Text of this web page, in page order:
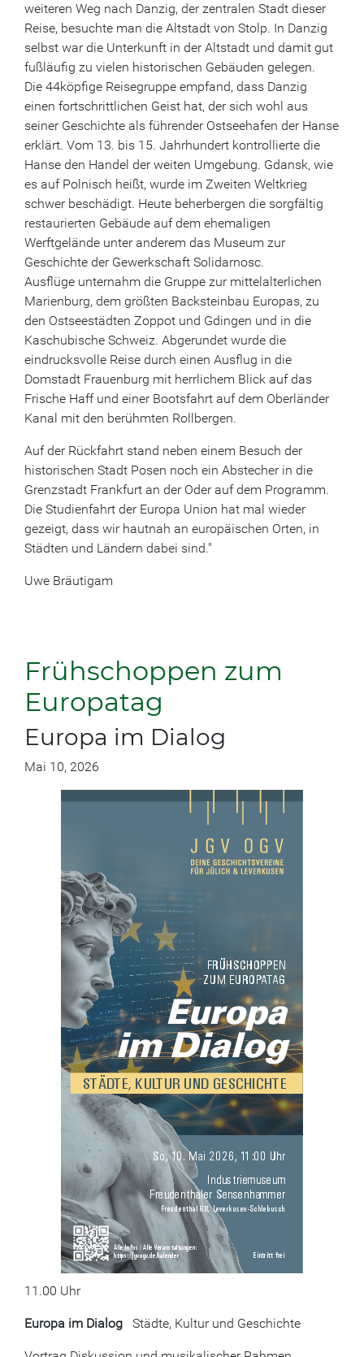
weiteren Weg nach Danzig, der zentralen Stadt dieser
Reise, besuchte man die Altstadt von Stolp. In Danzig
selbst war die Unterkunft in der Altstadt und damit gut
fußläufig zu vielen historischen Gebäuden gelegen.
Die 44köpfige Reisegruppe empfand, dass Danzig
einen fortschrittlichen Geist hat, der sich wohl aus
seiner Geschichte als führender Ostseehafen der Hanse
erklärt. Vom 13. bis 15. Jahrhundert kontrollierte die
Hanse den Handel der weiten Umgebung. Gdansk, wie
es auf Polnisch heißt, wurde im Zweiten Weltkrieg
schwer beschädigt. Heute beherbergen die sorgfältig
restaurierten Gebäude auf dem ehemaligen
Werftgelände unter anderem das Museum zur
Geschichte der Gewerkschaft Solidarnosc.
Ausflüge unternahm die Gruppe zur mittelalterlichen
Marienburg, dem größten Backsteinbau Europas, zu
den Ostseestädten Zoppot und Gdingen und in die
Kaschubische Schweiz. Abgerundet wurde die
eindrucksvolle Reise durch einen Ausflug in die
Domstadt Frauenburg mit herrlichem Blick auf das
Frische Haff und einer Bootsfahrt auf dem Oberländer
Kanal mit den berühmten Rollbergen.
Auf der Rückfahrt stand neben einem Besuch der
historischen Stadt Posen noch ein Abstecher in die
Grenzstadt Frankfurt an der Oder auf dem Programm.
Die Studienfahrt der Europa Union hat mal wieder
gezeigt, dass wir hautnah an europäischen Orten, in
Städten und Ländern dabei sind."
Uwe Bräutigam
Frühschoppen zum
Europatag
Europa im Dialog
Mai 10, 2026
11.00 Uhr
Europa im Dialog Städte, Kultur und Geschichte